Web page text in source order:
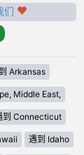
们
Arkansas
Middle East,
到 Connecticut
遇到 Idaho